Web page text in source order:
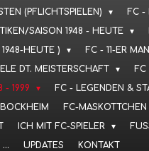
(PFLICHTSPIELEN)
FC -
SAISON 1948 - HEUTE
HEUTE )
FC - 11-ER
DT. MEISTERSCHAFT
FC
- 1999
FC - LEGENDEN &
FC-MASKOTTCHEN
ICH MIT FC-SPIELER
UPDATES KONTAKT